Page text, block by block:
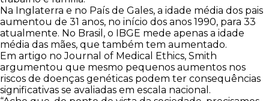
Na Inglaterra e no País de Gales, a idade média dos pais
aumentou de 31 anos, no início dos anos 1990, para 33
atualmente. No Brasil, o IBGE mede apenas a idade
média das mães, que também tem aumentado.
Em artigo no Journal of Medical Ethics, Smith
argumentou que mesmo pequenos aumentos nos
riscos de doenças genéticas podem ter consequências
significativas se avaliadas em escala nacional.